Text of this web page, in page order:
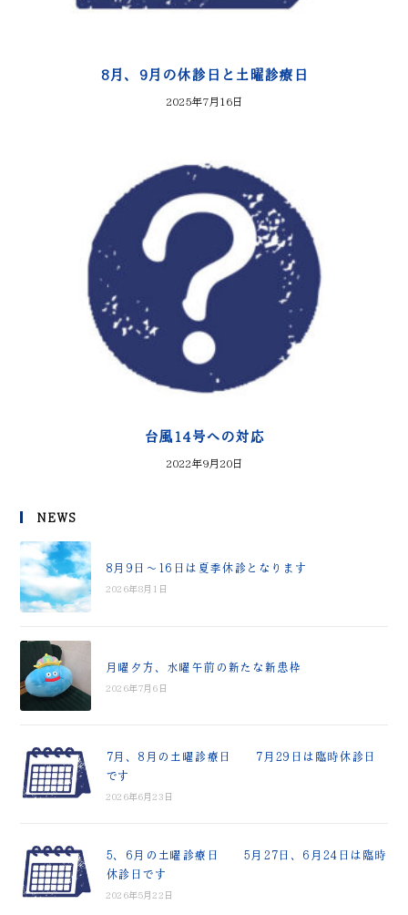
8月、9月の休診日と土曜診療日
2025年7月16日
台風14号への対応
2022年9月20日
NEWS
8月9日～16日は夏季休診となります
2026年8月1日
月曜夕方、水曜午前の新たな新患枠
2026年7月6日
7月、8月の土曜診療日 7月29日は臨時休診日
です
2026年6月23日
5、6月の土曜診療日 5月27日、6月24日は臨時
休診日です
2026年5月22日